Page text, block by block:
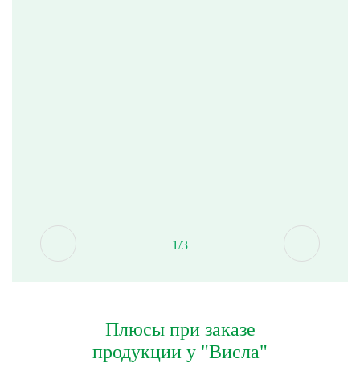
1/3
Плюсы при заказе
продукции у "Висла"